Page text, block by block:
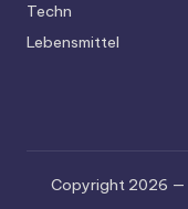
Techn
Lebensmittel
Copyright 2026 —